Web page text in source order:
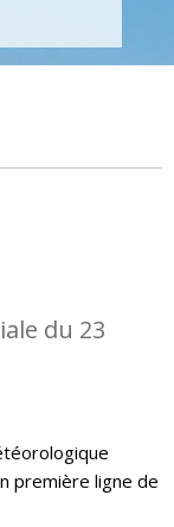
du 23
première ligne de